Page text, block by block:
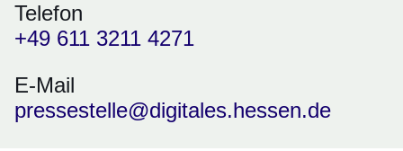
Telefon
+49 611 3211 4271
E-Mail
pressestelle@digitales.hessen.de